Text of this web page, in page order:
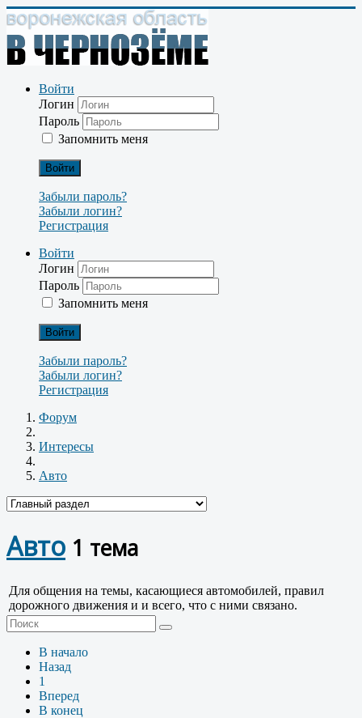
Войти
Логин
Пароль
Запомнить меня
Войти
Забыли пароль?
Забыли логин?
Регистрация
Войти
Логин
Пароль
Запомнить меня
Войти
Забыли пароль?
Забыли логин?
Регистрация
Форум
Интересы
Авто
Авто 1 тема
Для общения на темы, касающиеся автомобилей, правил
дорожного движения и и всего, что с ними связано.
В начало
Назад
1
Вперед
В конец